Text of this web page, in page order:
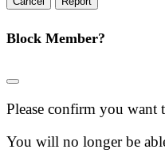
Block Member?
Please confirm you want
You will no longer be